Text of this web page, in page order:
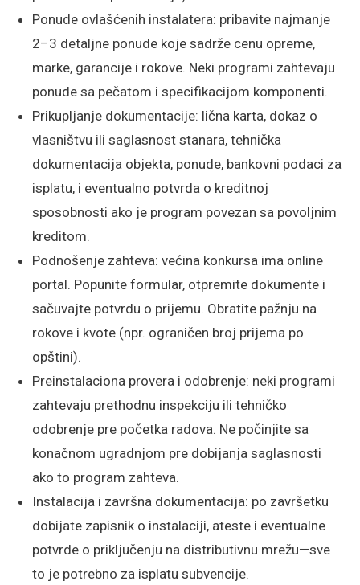
Ponude ovlašćenih instalatera: pribavite najmanje
2–3 detaljne ponude koje sadrže cenu opreme,
marke, garancije i rokove. Neki programi zahtevaju
ponude sa pečatom i specifikacijom komponenti.
Prikupljanje dokumentacije: lična karta, dokaz o
vlasništvu ili saglasnost stanara, tehnička
dokumentacija objekta, ponude, bankovni podaci za
isplatu, i eventualno potvrda o kreditnoj
sposobnosti ako je program povezan sa povoljnim
kreditom.
Podnošenje zahteva: većina konkursa ima online
portal. Popunite formular, otpremite dokumente i
sačuvajte potvrdu o prijemu. Obratite pažnju na
rokove i kvote (npr. ograničen broj prijema po
opštini).
Preinstalaciona provera i odobrenje: neki programi
zahtevaju prethodnu inspekciju ili tehničko
odobrenje pre početka radova. Ne počinjite sa
konačnom ugradnjom pre dobijanja saglasnosti
ako to program zahteva.
Instalacija i završna dokumentacija: po završetku
dobijate zapisnik o instalaciji, ateste i eventualne
potvrde o priključenju na distributivnu mrežu—sve
to je potrebno za isplatu subvencije.